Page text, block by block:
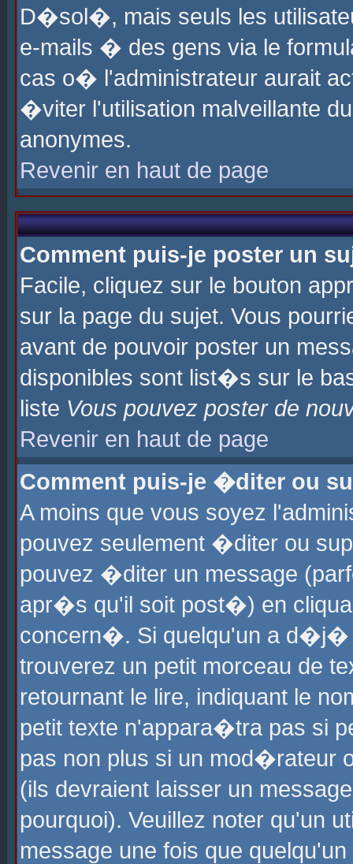
D�sol�, mais seuls les
e-mails � des gens via le
cas o� l'administrateur aurait
�viter l'utilisation malveillante
anonymes.
Revenir en haut de page
Comment puis-je poster un
Facile, cliquez sur le bouton
sur la page du sujet. Vous
avant de pouvoir poster un
disponibles sont list�s sur le
liste Vous pouvez poster de
Revenir en haut de page
Comment puis-je �diter ou
A moins que vous soyez
pouvez seulement �diter ou
pouvez �diter un message
apr�s qu'il soit post�) en
concern�. Si quelqu'un a
trouverez un petit morceau de
retournant le lire, indiquant le
petit texte n'appara�tra pas si
pas non plus si un mod�rateur
(ils devraient laisser un
pourquoi). Veuillez noter qu'un
message une fois que